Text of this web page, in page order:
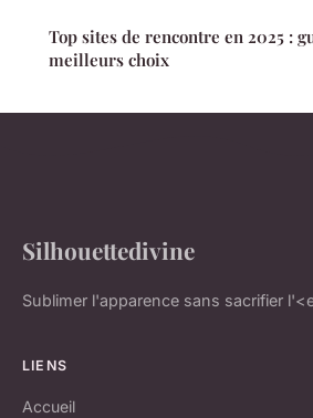
Top sites de rencontre en 2025 :
meilleurs choix
Silhouettedivine
Sublimer l'apparence sans sacrifier
LIENS
Accueil